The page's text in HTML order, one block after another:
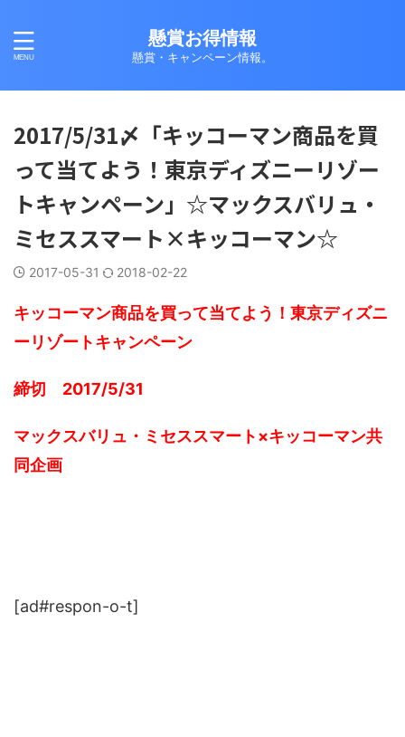
懸賞お得情報
懸賞・キャンペーン情報。
2017/5/31〆「キッコーマン商品を買
って当てよう！東京ディズニーリゾー
トキャンペーン」☆マックスバリュ・
ミセススマート×キッコーマン☆
2017-05-31 2018-02-22
キッコーマン商品を買って当てよう！東京ディズニ
ーリゾートキャンペーン
締切 2017/5/31
マックスバリュ・ミセススマート×キッコーマン共
同企画
[ad#respon-o-t]